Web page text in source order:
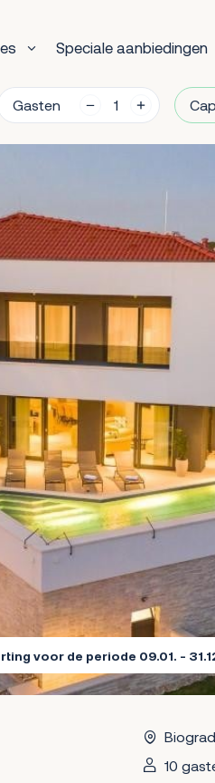
Speciale aanbiedingen
Gasten
voor de periode 09.01. -
10